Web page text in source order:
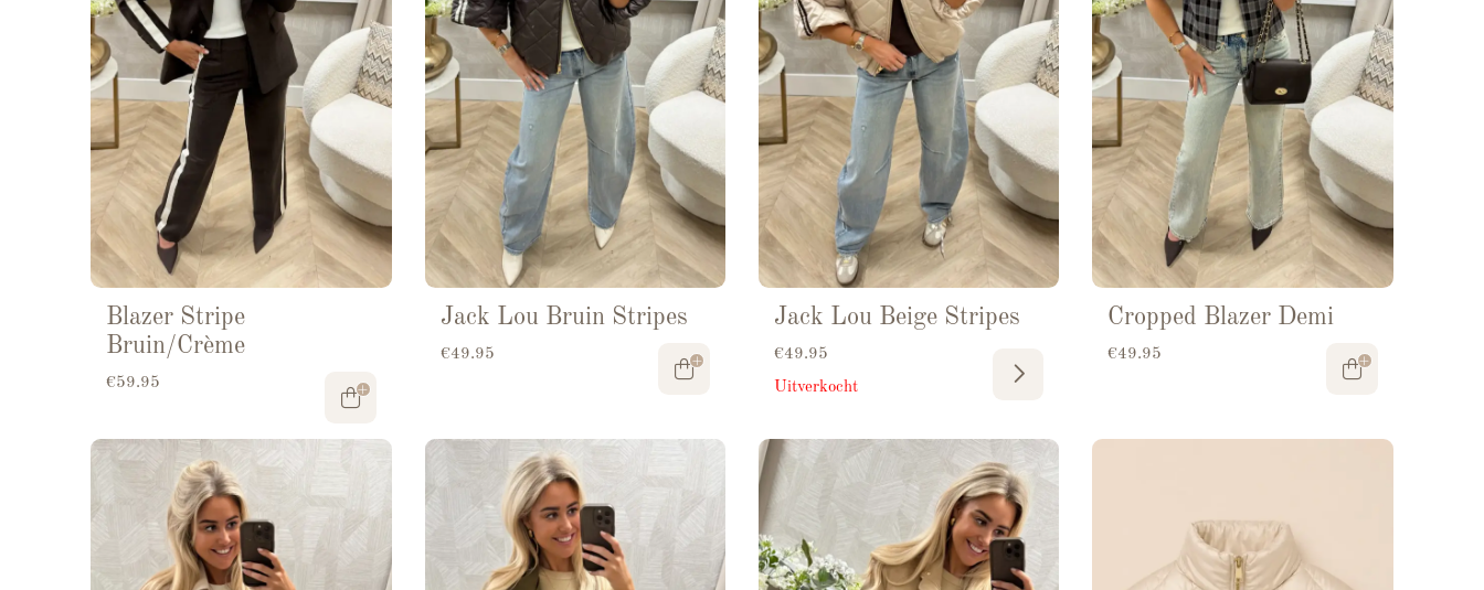
Blazer Stripe
Bruin/Crème
€59.95
Jack Lou Bruin Stripes
€49.95
Jack Lou Beige Stripes
€49.95
Uitverkocht
Cropped Blazer Demi
€49.95